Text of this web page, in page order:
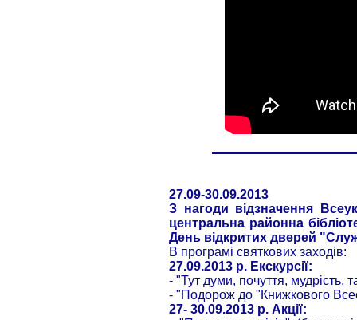
27.09-30.09.2013
З нагоди відзначення
центральна районна
День відкритих дверей
В програмі святкових заходів:
27.09.2013 р. Екскурсії:
- "Тут думи, почуття, мудрість,
- "Подорож до "Книжкового
27- 30.09.2013 р. Акції: